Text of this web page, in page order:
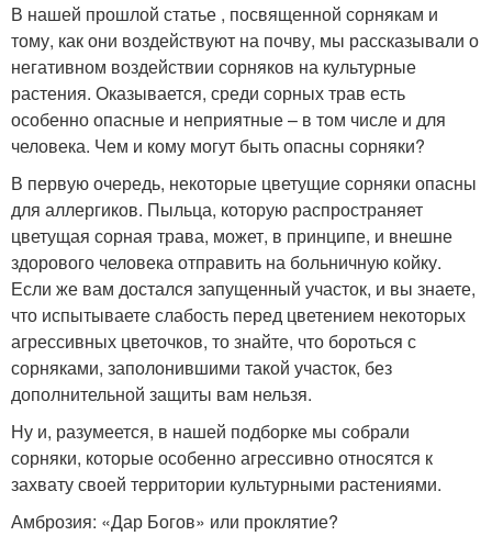
В нашей прошлой статье , посвященной сорнякам и
тому, как они воздействуют на почву, мы рассказывали о
негативном воздействии сорняков на культурные
растения. Оказывается, среди сорных трав есть
особенно опасные и неприятные – в том числе и для
человека. Чем и кому могут быть опасны сорняки?
В первую очередь, некоторые цветущие сорняки опасны
для аллергиков. Пыльца, которую распространяет
цветущая сорная трава, может, в принципе, и внешне
здорового человека отправить на больничную койку.
Если же вам достался запущенный участок, и вы знаете,
что испытываете слабость перед цветением некоторых
агрессивных цветочков, то знайте, что бороться с
сорняками, заполонившими такой участок, без
дополнительной защиты вам нельзя.
Ну и, разумеется, в нашей подборке мы собрали
сорняки, которые особенно агрессивно относятся к
захвату своей территории культурными растениями.
Амброзия: «Дар Богов» или проклятие?